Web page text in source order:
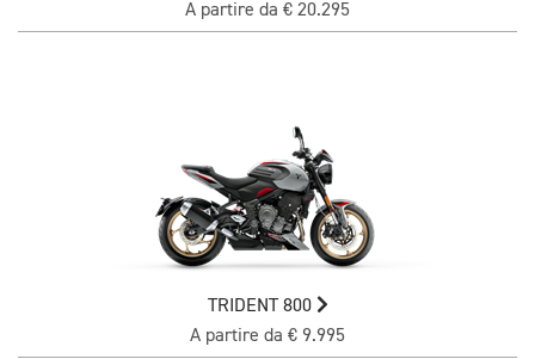
A partire da € 20.295
TRIDENT 800
A partire da € 9.995